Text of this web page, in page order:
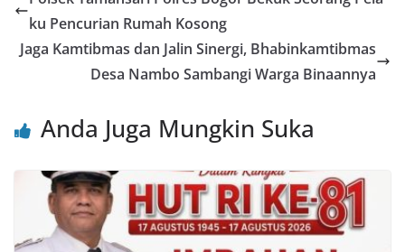
b
o
A
p
p
ku Pencurian Rumah Kosong
Jaga Kamtibmas dan Jalin Sinergi, Bhabinkamtibmas
Desa Nambo Sambangi Warga Binaannya
Anda Juga Mungkin Suka